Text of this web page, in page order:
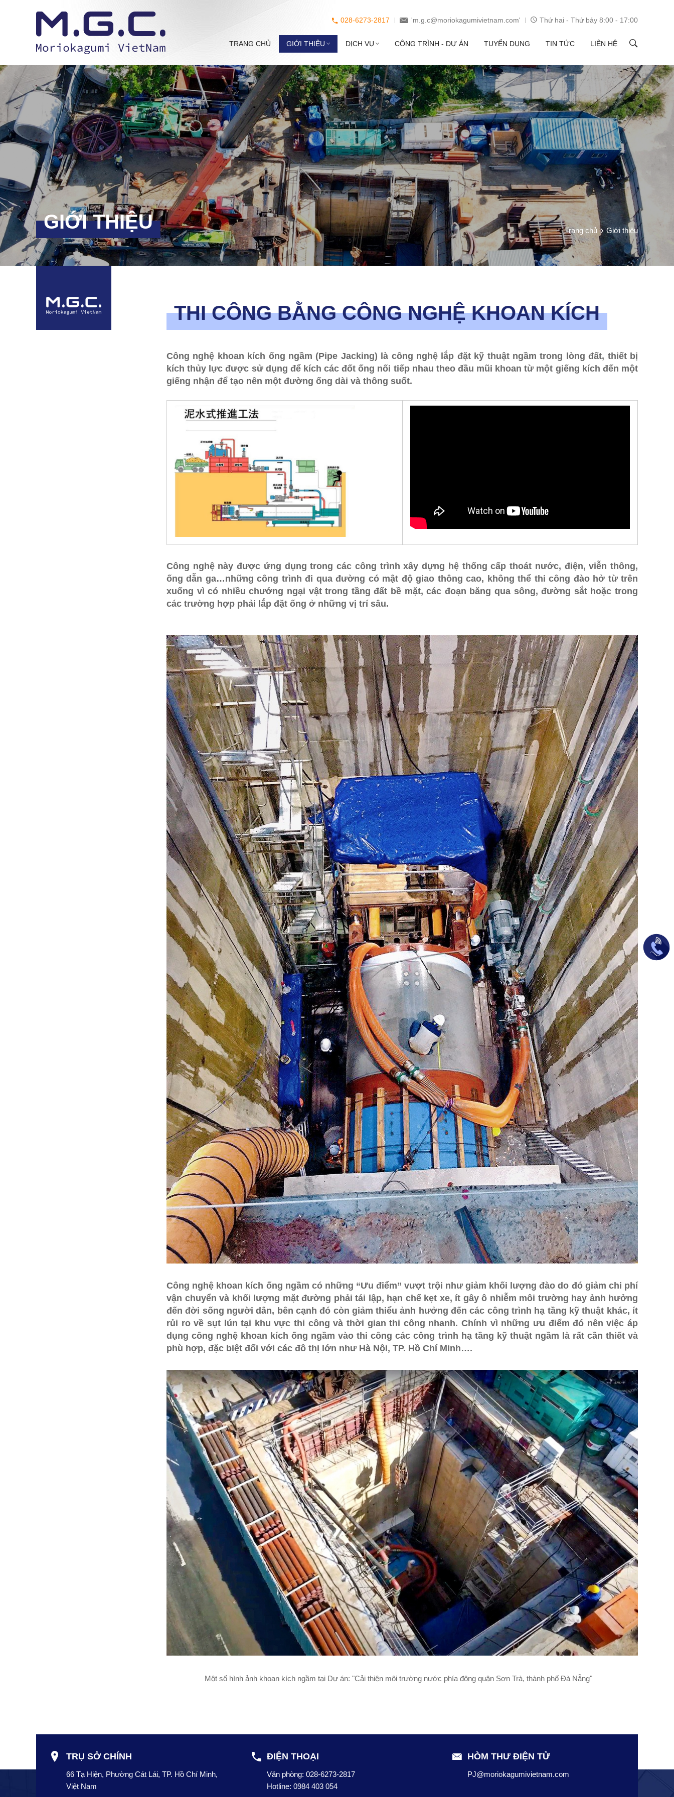
028-6273-2817 'm.g.c@moriokagumivietnam.com' Thứ hai - Thứ bảy 8:00 - 17:00
TRANG CHỦ GIỚI THIỆU DỊCH VỤ CÔNG TRÌNH - DỰ ÁN TUYỂN DỤNG TIN TỨC LIÊN HỆ
GIỚI THIỆU Trang chủ Giới thiệu
THI CÔNG BẰNG CÔNG NGHỆ KHOAN KÍCH
Công nghệ khoan kích ống ngầm (Pipe Jacking) là công nghệ lắp đặt kỹ thuật ngầm trong lòng đất, thiết bị
kích thủy lực được sử dụng để kích các đốt ống nối tiếp nhau theo đầu mũi khoan từ một giếng kích đến một
giếng nhận để tạo nên một đường ống dài và thông suốt.
Công nghệ này được ứng dụng trong các công trình xây dựng hệ thống cấp thoát nước, điện, viễn thông,
ống dẫn ga…những công trình đi qua đường có mật độ giao thông cao, không thể thi công đào hở từ trên
xuống vì có nhiều chướng ngại vật trong tầng đất bề mặt, các đoạn băng qua sông, đường sắt hoặc trong
các trường hợp phải lắp đặt ống ở những vị trí sâu.
Công nghệ khoan kích ống ngầm có những “Ưu điểm” vượt trội như giảm khối lượng đào do đó giảm chi phí
vận chuyển và khối lượng mặt đường phải tái lập, hạn chế kẹt xe, ít gây ô nhiễm môi trường hay ảnh hưởng
đến đời sống người dân, bên cạnh đó còn giảm thiểu ảnh hưởng đến các công trình hạ tầng kỹ thuật khác, ít
rủi ro về sụt lún tại khu vực thi công và thời gian thi công nhanh. Chính vì những ưu điểm đó nên việc áp
dụng công nghệ khoan kích ống ngầm vào thi công các công trình hạ tầng kỹ thuật ngầm là rất cần thiết và
phù hợp, đặc biệt đối với các đô thị lớn như Hà Nội, TP. Hồ Chí Minh….
Một số hình ảnh khoan kích ngầm tại Dự án: "Cải thiện môi trường nước phía đông quận Sơn Trà, thành phố Đà Nẵng"
TRỤ SỞ CHÍNH
66 Tạ Hiện, Phường Cát Lái, TP. Hồ Chí Minh,
Việt Nam
ĐIỆN THOẠI
Văn phòng: 028-6273-2817
Hotline: 0984 403 054
HÒM THƯ ĐIỆN TỬ
PJ@moriokagumivietnam.com